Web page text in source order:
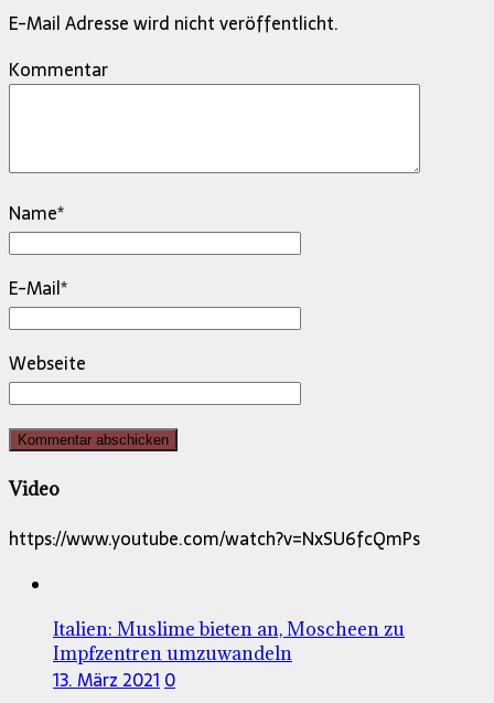
E-Mail Adresse wird nicht veröffentlicht.
Kommentar
Name*
E-Mail*
Webseite
Video
https://www.youtube.com/watch?v=NxSU6fcQmPs
Italien: Muslime bieten an, Moscheen zu
Impfzentren umzuwandeln
13. März 2021 0